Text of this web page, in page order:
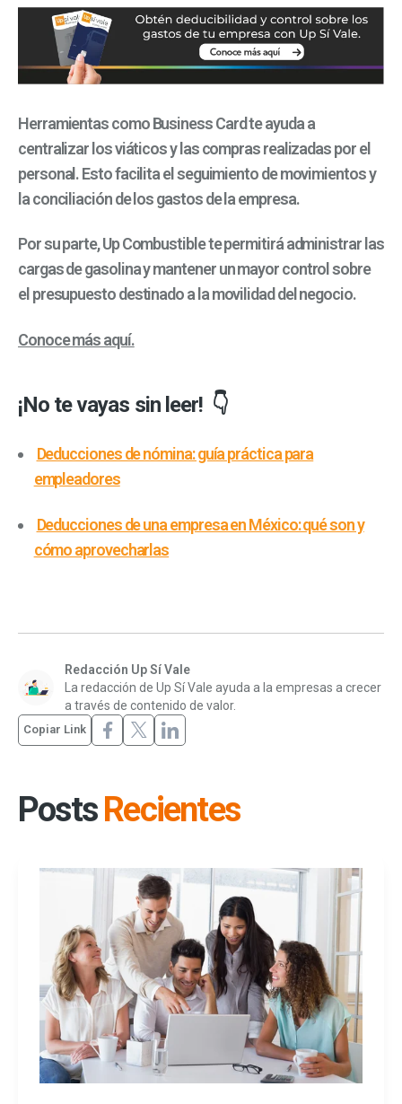
Herramientas como Business Card te ayuda a
centralizar los viáticos y las compras realizadas por el
personal. Esto facilita el seguimiento de movimientos y
la conciliación de los gastos de la empresa.
Por su parte, Up Combustible te permitirá administrar las
cargas de gasolina y mantener un mayor control sobre
el presupuesto destinado a la movilidad del negocio.
Conoce más aquí.
¡No te vayas sin leer! 👇
Deducciones de nómina: guía práctica para
empleadores
Deducciones de una empresa en México: qué son y
cómo aprovecharlas
Redacción Up Sí Vale
La redacción de Up Sí Vale ayuda a la empresas a crecer
a través de contenido de valor.
Copiar Link
PostsRecientes